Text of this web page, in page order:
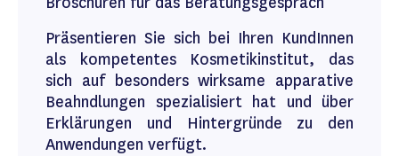
Präsentieren Sie sich bei Ihren KundInnen
als kompetentes Kosmetikinstitut, das
sich auf besonders wirksame apparative
Beahndlungen spezialisiert hat und über
Erklärungen und Hintergründe zu den
Anwendungen verfügt.